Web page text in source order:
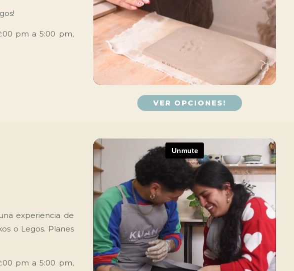
pm a 5:00 pm,
VER OPCIONES!
experiencia de
o Legos. Planes
pm a 5:00 pm,